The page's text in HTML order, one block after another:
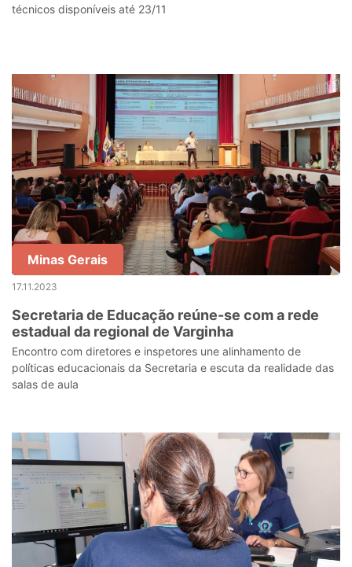
técnicos disponíveis até 23/11
Minas Gerais
17.11.2023
Secretaria de Educação reúne-se com a rede
estadual da regional de Varginha
Encontro com diretores e inspetores une alinhamento de
políticas educacionais da Secretaria e escuta da realidade das
salas de aula